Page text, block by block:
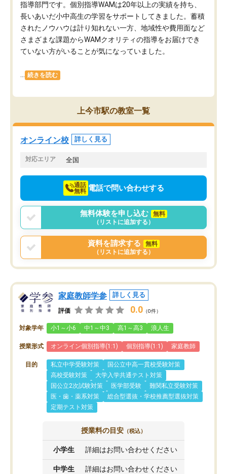
指導部門です。個別指導WAMは20年以上の実績を持ち、
長いあいだ小中高生の学習をサポートしてきました。蓄積
されたノウハウは計り知れない一方、地域性や費用面など
さまざまな課題からWAMクオリティの指導をお届けでき
ていない方がいることが気になっていました。
... 続きを読む
上今市駅の教室一覧
オンライン校 詳しく見る
対応エリア 全国
通話
無料 電話で問い合わせする
無料体験を申し込む
無料
（リストに追加する）
資料を請求する
無料
（リストに追加する）
家庭教師学参 詳しく見る
評価 0.0 （0件）
対象学年 小1～小6 中1～中3 高1～高3 浪人生
授業形式 オンライン個別指導(1:1) 個別指導(1:1) 家庭教師
目的 私立中学受験対策
国公立中高一貫校受験対策
高校受験対策
大学入学共通テスト対策
国公立2次試験対策
医学部受験
難関私立受験対策
医・歯・薬系対策
総合型選抜・学校推薦型選抜対策
定期テスト対策
授業料の目安 （税込）
小学生 詳細はお問い合わせください
中学生 詳細はお問い合わせください